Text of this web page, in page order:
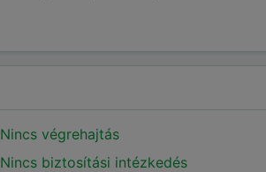
Nincs végrehajtás
Nincs biztosítási intézkedés